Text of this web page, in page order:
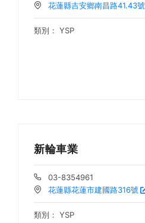
花蓮縣吉安鄉南昌路41.43號
類別： YSP
新輪車業
03-8354961
花蓮縣花蓮市建國路316號
類別： YSP